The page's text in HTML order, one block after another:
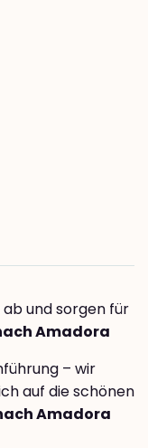
und sorgen für
Amadora
– wir
auf die schönen
Amadora